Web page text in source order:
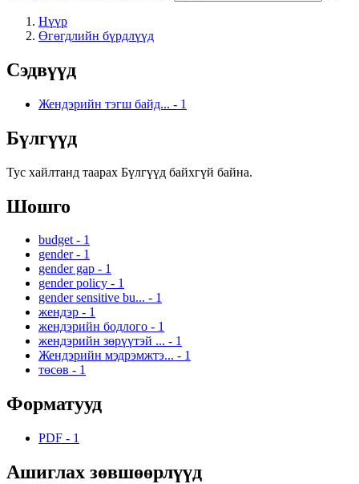
Нүүр
Өгөгдлийн бүрдлүүд
Сэдвүүд
Жендэрийн тэгш байд... - 1
Бүлгүүд
Тус хайлтанд таарах Бүлгүүд байхгүй байна.
Шошго
budget - 1
gender - 1
gender gap - 1
gender policy - 1
gender sensitive bu... - 1
жендэр - 1
жендэрийн бодлого - 1
жендэрийн зөрүүтэй ... - 1
Жендэрийн мэдрэмжтэ... - 1
төсөв - 1
Форматууд
PDF - 1
Ашиглах зөвшөөрлүүд